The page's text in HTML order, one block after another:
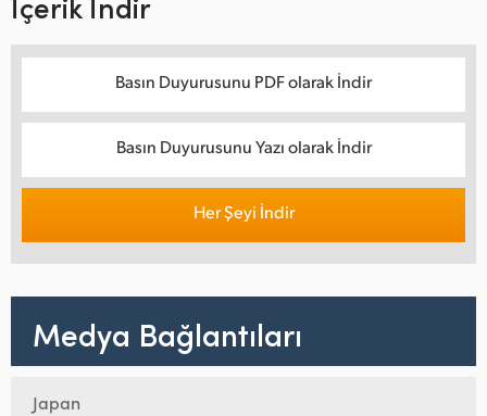
Basın Duyurusunu PDF olarak İndir
Basın Duyurusunu Yazı olarak İndir
Her Şeyi İndir
Medya Bağlantıları
Japan